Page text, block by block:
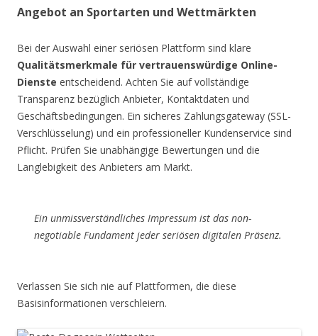
Angebot an Sportarten und Wettmärkten
Bei der Auswahl einer seriösen Plattform sind klare
Qualitätsmerkmale für vertrauenswürdige Online-
Dienste entscheidend. Achten Sie auf vollständige
Transparenz bezüglich Anbieter, Kontaktdaten und
Geschäftsbedingungen. Ein sicheres Zahlungsgateway (SSL-
Verschlüsselung) und ein professioneller Kundenservice sind
Pflicht. Prüfen Sie unabhängige Bewertungen und die
Langlebigkeit des Anbieters am Markt.
Ein unmissverständliches Impressum ist das non-
negotiable Fundament jeder seriösen digitalen Präsenz.
Verlassen Sie sich nie auf Plattformen, die diese
Basisinformationen verschleiern.